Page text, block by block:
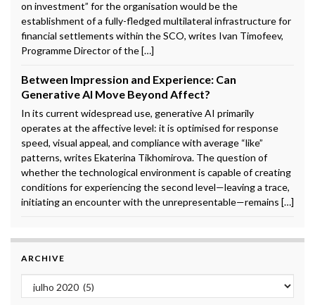
on investment” for the organisation would be the
establishment of a fully-fledged multilateral infrastructure for
financial settlements within the SCO, writes Ivan Timofeev,
Programme Director of the […]
Between Impression and Experience: Can
Generative AI Move Beyond Affect?
In its current widespread use, generative AI primarily
operates at the affective level: it is optimised for response
speed, visual appeal, and compliance with average “like”
patterns, writes Ekaterina Tikhomirova. The question of
whether the technological environment is capable of creating
conditions for experiencing the second level—leaving a trace,
initiating an encounter with the unrepresentable—remains […]
ARCHIVE
Archive